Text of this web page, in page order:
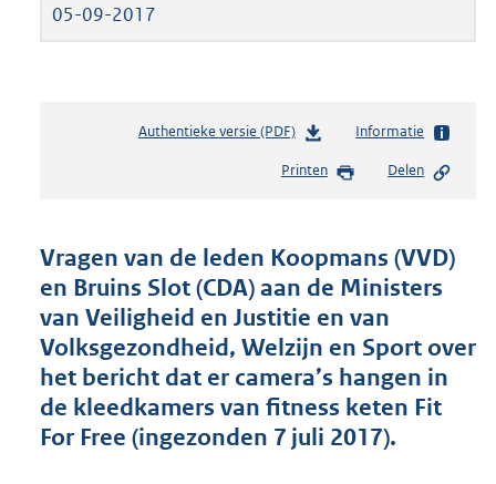
05-09-2017
Authentieke versie (PDF)b
s
d
s
g
r
o
o
t
t
Informatie
Printen Delen
Vragen van de leden Koopmans (VVD)
en Bruins Slot (CDA) aan de Ministers
van Veiligheid en Justitie en van
Volksgezondheid, Welzijn en Sport over
het bericht dat er camera’s hangen in
de kleedkamers van fitness keten Fit
For Free (ingezonden 7 juli 2017).